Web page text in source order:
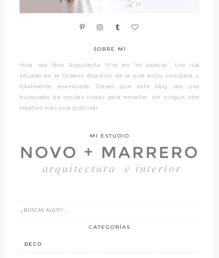
SOBRE MÍ
Hola, soy Noe. Arquitecta. Vivo en “mi paraíso”, una isla
situada en el Océano Atlántico de la que estoy completa y
totalmente enamorada. Deseo que este blog sea una
búsqueda de cositas lindas para enseñar, sin ningún otro
objetivo más que disfrutar.
MI ESTUDIO
CATEGORÍAS
DECO